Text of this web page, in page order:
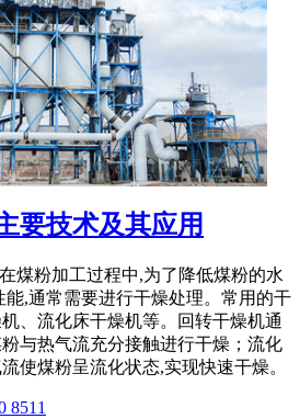
要技术及其应用
煤粉加工过程中,为了降低煤粉的水
能,通常需要进行干燥处理。常用的干
、流化床干燥机等。回转干燥机通
与热气流充分接触进行干燥；流化
使煤粉呈流化状态,实现快速干燥。
8511